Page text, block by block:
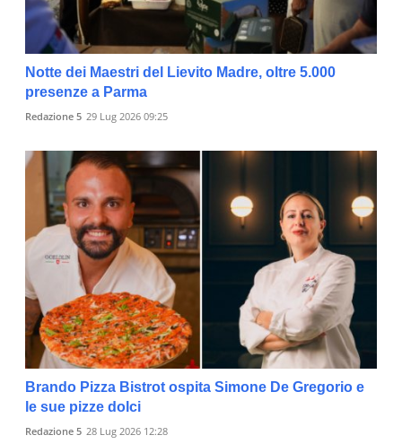
Notte dei Maestri del Lievito Madre, oltre 5.000
presenze a Parma
Redazione 5 29 Lug 2026 09:25
Brando Pizza Bistrot ospita Simone De Gregorio e
le sue pizze dolci
Redazione 5 28 Lug 2026 12:28